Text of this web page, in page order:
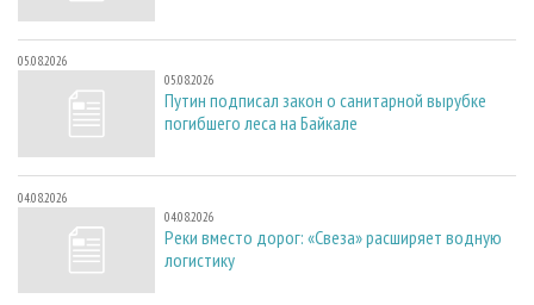
05.08.2026
05.08.2026
Путин подписал закон о санитарной вырубке
погибшего леса на Байкале
04.08.2026
04.08.2026
Реки вместо дорог: «Свеза» расширяет водную
логистику